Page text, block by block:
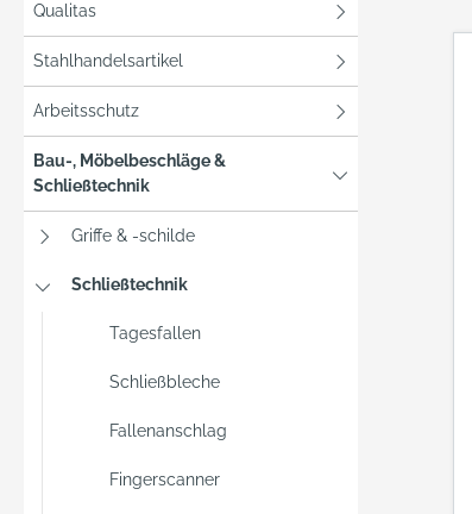
Qualitas
Stahlhandelsartikel
Arbeitsschutz
Bau-, Möbelbeschläge &
Schließtechnik
Griffe & -schilde
Schließtechnik
Tagesfallen
Schließbleche
Fallenanschlag
Fingerscanner